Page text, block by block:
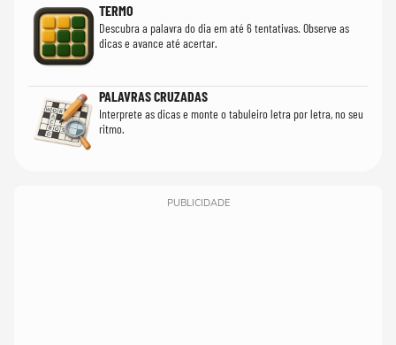
TERMO
Descubra a palavra do dia em até 6 tentativas. Observe as
dicas e avance até acertar.
PALAVRAS CRUZADAS
Interprete as dicas e monte o tabuleiro letra por letra, no seu
ritmo.
PUBLICIDADE